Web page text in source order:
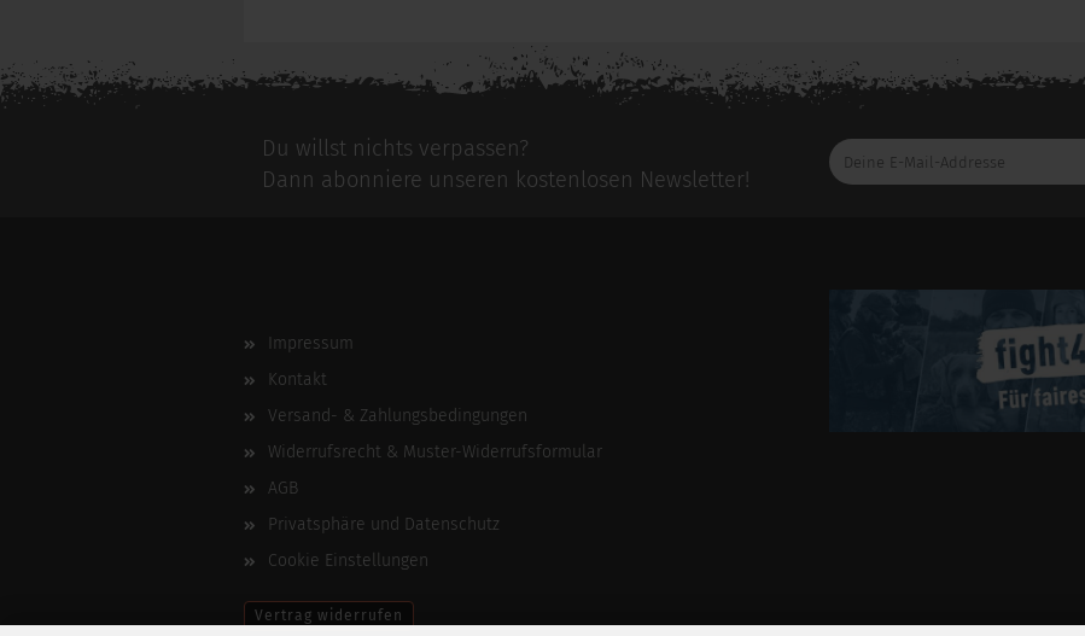
Du willst nichts verpassen?
Dann abonniere unseren kostenlosen Newsletter!
Deine
E-
Impressum
Kontakt
Versand- & Zahlungsbedingungen
Widerrufsrecht & Muster-Widerrufsformular
AGB
Privatsphäre und Datenschutz
Cookie Einstellungen
Vertrag widerrufen